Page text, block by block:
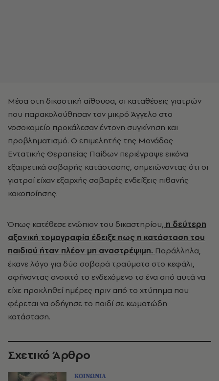
Μέσα στη δικαστική αίθουσα, οι καταθέσεις γιατρών
που παρακολούθησαν τον μικρό Άγγελο στο
νοσοκομείο προκάλεσαν έντονη συγκίνηση και
προβληματισμό. Ο επιμελητής της Μονάδας
Εντατικής Θεραπείας Παίδων περιέγραψε εικόνα
εξαιρετικά σοβαρής κατάστασης, σημειώνοντας ότι οι
γιατροί είχαν εξαρχής σοβαρές ενδείξεις πιθανής
κακοποίησης.
Όπως κατέθεσε ενώπιον του δικαστηρίου, η δεύτερη
αξονική τομογραφία έδειξε πως η κατάσταση του
παιδιού ήταν πλέον μη αναστρέψιμη. Παράλληλα,
έκανε λόγο για δύο σοβαρά τραύματα στο κεφάλι,
αφήνοντας ανοιχτό το ενδεχόμενο το ένα από αυτά να
είχε προκληθεί ημέρες πριν από το χτύπημα που
φέρεται να οδήγησε το παιδί σε κωματώδη
κατάσταση.
Σχετικό Άρθρο
ΚΟΙΝΩΝΙΑ